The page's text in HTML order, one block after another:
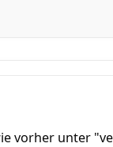
vorher unter